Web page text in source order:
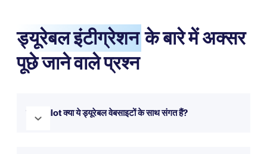
ड्यूरेबल इंटीग्रेशन के बारे में अक्सर
पूछे जाने वाले प्रश्न
है Weglot क्या ये ड्यूरेबल वेबसाइटों के साथ संगत हैं?